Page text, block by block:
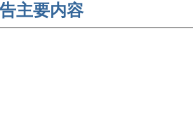
主要内容